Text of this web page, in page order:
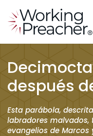
después
Esta parábola,
labradores malvados,
evangelios de Marcos